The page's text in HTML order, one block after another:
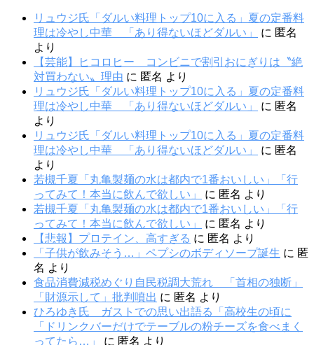
リュウジ氏「ダルい料理トップ10に入る」夏の定番料
理は冷やし中華 「あり得ないほどダルい」
に 匿名
より
【芸能】ヒコロヒー コンビニで割引おにぎりは〝絶
対買わない〟理由 に 匿名 より
リュウジ氏「ダルい料理トップ10に入る」夏の定番料
理は冷やし中華 「あり得ないほどダルい」
に 匿名
より
リュウジ氏「ダルい料理トップ10に入る」夏の定番料
理は冷やし中華 「あり得ないほどダルい」
に 匿名
より
若槻千夏「丸亀製麺の水は都内で1番おいしい」「行
ってみて！本当に飲んで欲しい」
に 匿名 より
若槻千夏「丸亀製麺の水は都内で1番おいしい」「行
ってみて！本当に飲んで欲しい」
に 匿名 より
【悲報】プロテイン、高すぎる に 匿名 より
「子供が飲みそう…」ペプシのボディソープ誕生 に 匿
名 より
食品消費減税めぐり自民税調大荒れ 「首相の独断」
「財源示して」批判噴出 に 匿名 より
ひろゆき氏 ガストでの思い出語る「高校生の頃に
「ドリンクバーだけでテーブルの粉チーズを食べまく
ってたら…」
に 匿名 より